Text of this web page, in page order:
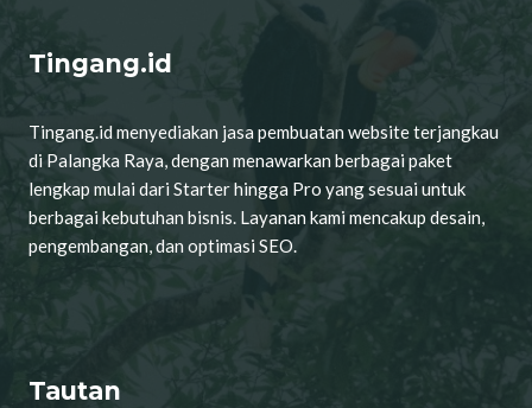
Tingang.id
Tingang.id menyediakan jasa pembuatan website terjangkau
di Palangka Raya, dengan menawarkan berbagai paket
lengkap mulai dari Starter hingga Pro yang sesuai untuk
berbagai kebutuhan bisnis. Layanan kami mencakup desain,
pengembangan, dan optimasi SEO.
Tautan